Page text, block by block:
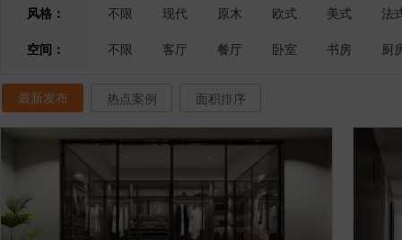
风格：
不限 现代 原木 欧式 美式
法
空间：
不限 客厅 餐厅 卧室 书房 厨
最新发布 热点案例 面积排序